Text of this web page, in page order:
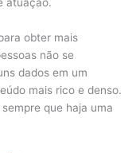
atuação.
obter mais
não se
dados em um
mais rico e denso.
que haja uma